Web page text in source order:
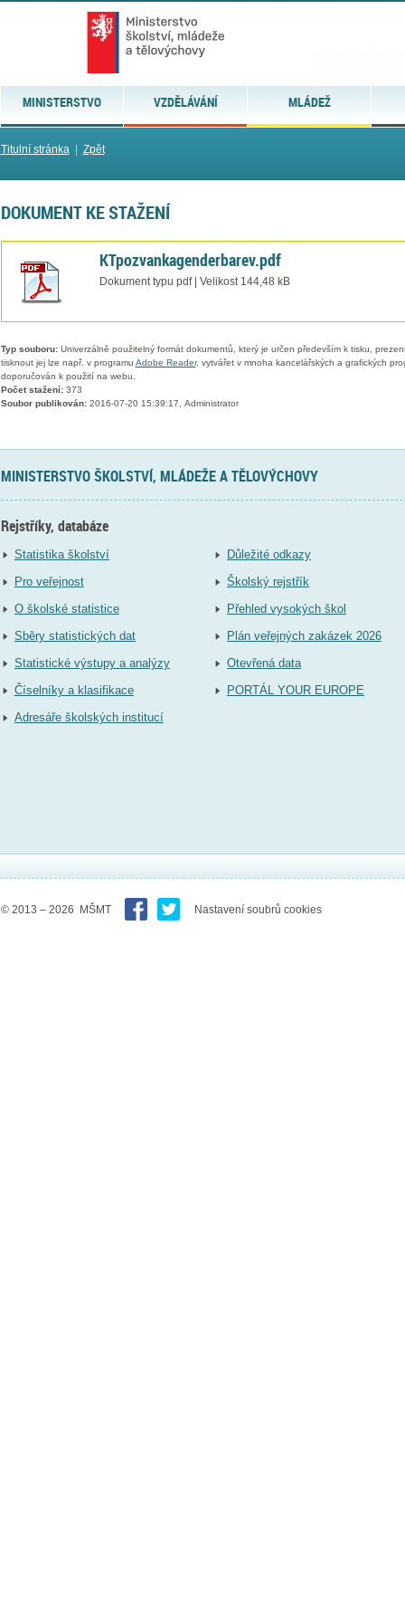
MINISTERSTVO VZDĚLÁVÁNÍ MLÁDEŽ
Titulní stránka| Zpět
DOKUMENT KE STAŽENÍ
KTpozvankagenderbarev.pdf
Dokument typu pdf | Velikost 144,48 kB
Typ souboru:Univerzálně použitelný formát dokumentů, který je určen především k tisku,
tisknout jej lze např. v programu Adobe Reader, vytvářet v mnoha kancelářských a grafických
doporučován k použití na webu.
Počet stažení:373
Soubor publikován:2016-07-20 15:39:17, Administrator
MINISTERSTVO ŠKOLSTVÍ, MLÁDEŽE A TĚLOVÝCHOVY
Rejstříky, databáze
Statistika školství
Pro veřejnost
O školské statistice
Sběry statistických dat
Statistické výstupy a analýzy
Číselníky a klasifikace
Adresáře školských institucí
Důležité odkazy
Školský rejstřík
Přehled vysokých škol
Plán veřejných zakázek 2026
Otevřená data
PORTÁL YOUR EUROPE
© 2013 – 2026 MŠMT Nastavení soubrů cookies